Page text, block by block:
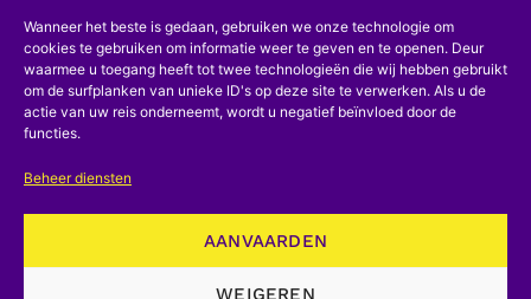
Wanneer het beste is gedaan, gebruiken we onze technologie om
cookies te gebruiken om informatie weer te geven en te openen. Deur
waarmee u toegang heeft tot twee technologieën die wij hebben gebruikt
om de surfplanken van unieke ID's op deze site te verwerken. Als u de
actie van uw reis onderneemt, wordt u negatief beïnvloed door de
functies.
Beheer diensten
AANVAARDEN
WEIGEREN
Er is geen betere vergelijking die men
van dit mechanisme kan maken dan die
van een spelletje roulette, of beter nog,
een spelletje jojo (zie figuur 8). Elke
twee metingen een koord
door een slingerCbeteugelt een gekke
(de jojo) gemonteerd op een